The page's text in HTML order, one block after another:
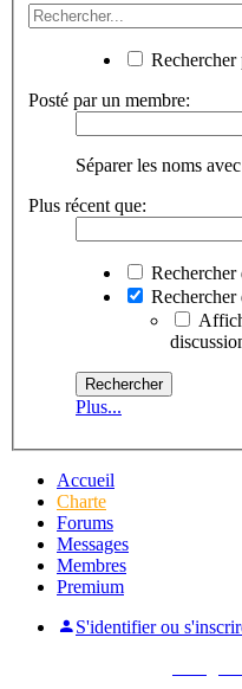
Posté par un membre:
Séparer les noms
Plus récent que:
Rechercher
Rechercher
Plus...
Accueil
Charte
Forums
Messages
Membres
Premium
S'identifier ou